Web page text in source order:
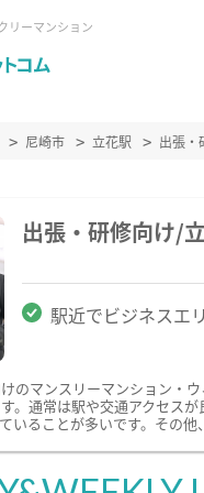
リーマンション
尼崎市 立花駅 出張・
出張・研修向け/
駅近でビジネスエ
のマンスリーマンション・
。通常は駅や交通アクセス
いることが多いです。その